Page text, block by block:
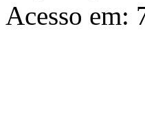
Acesso em: